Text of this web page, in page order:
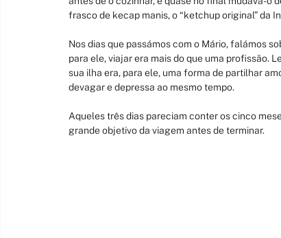
frasco de kecap manis, o “ketchup original” da
Nos dias que passámos com o Mário, falámos
para ele, viajar era mais do que uma profissão.
sua ilha era, para ele, uma forma de partilhar
devagar e depressa ao mesmo tempo.
Aqueles três dias pareciam conter os cinco
grande objetivo da viagem antes de terminar.